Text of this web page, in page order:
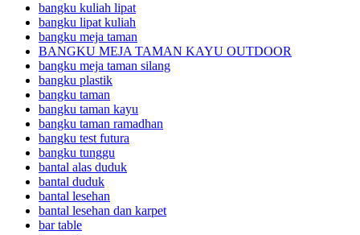
bangku kuliah lipat
bangku lipat kuliah
bangku meja taman
BANGKU MEJA TAMAN KAYU OUTDOOR
bangku meja taman silang
bangku plastik
bangku taman
bangku taman kayu
bangku taman ramadhan
bangku test futura
bangku tunggu
bantal alas duduk
bantal duduk
bantal lesehan
bantal lesehan dan karpet
bar table